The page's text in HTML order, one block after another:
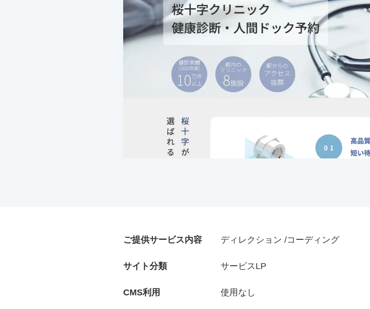
ご提供サービス内容 ディレクション /コーディング
サイト分類 サービスLP
CMS利用 使用なし